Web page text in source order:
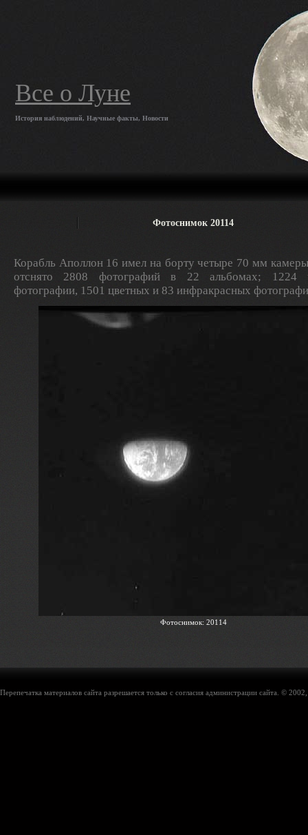
Все о Луне
История наблюдений, Научные факты, Новости
Фотоснимок 20114
Корабль Аполлон 16 имел на борту четыре 70 мм
отснято 2808 фотографий в 22 альбомах; 1224
фотографии, 1501 цветных и 83 инфракрасных
Фотоснимок: 20114
Перепечатка материалов сайта разрешается только с согласия администрации сайта. ©